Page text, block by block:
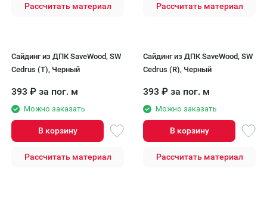
Рассчитать материал Рассчитать материал
Сайдинг из ДПК SaveWood, SW
Cedrus (T), Черный
393 ₽ за пог. м
Можно заказать
В корзину
Рассчитать материал
Сайдинг из ДПК SaveWood, SW
Cedrus (R), Черный
393 ₽ за пог. м
Можно заказать
В корзину
Рассчитать материал